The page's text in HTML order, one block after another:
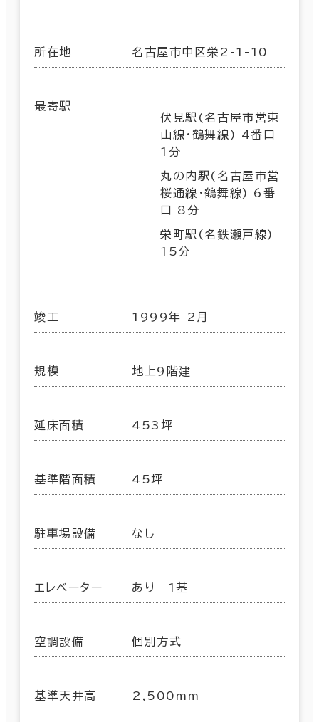
所在地 名古屋市中区栄2-1-10
最寄駅
伏見駅(名古屋市営東
山線･鶴舞線) 4番口
1分
丸の内駅(名古屋市営
桜通線･鶴舞線) 6番
口 8分
栄町駅(名鉄瀬戸線)
15分
竣工 1999年 2月
規模 地上9階建
延床面積 453坪
基準階面積 45坪
駐車場設備 なし
エレベーター あり 1基
空調設備 個別方式
基準天井高 2,500mm